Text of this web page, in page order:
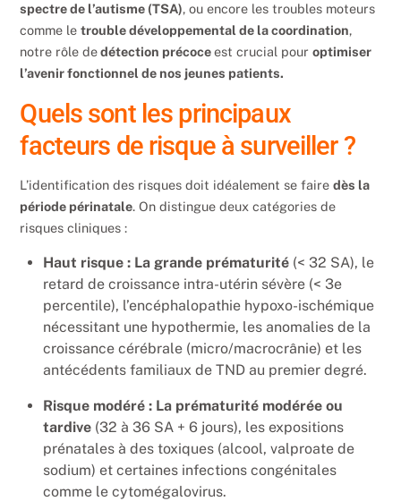
spectre de l’autisme (TSA), ou encore les troubles moteurs
comme letrouble développemental de la coordination,
notre rôle dedétection précoceest crucial pouroptimiser
l’avenir fonctionnel de nos jeunes patients.
Quels sont les principaux
facteurs de risque à surveiller ?
L’identification des risques doit idéalement se fairedès la
période périnatale. On distingue deux catégories de
risques cliniques :
Haut risque : La grande prématurité (< 32 SA), le
retard de croissance intra-utérin sévère (< 3e
percentile), l’encéphalopathie hypoxo-ischémique
nécessitant une hypothermie, les anomalies de la
croissance cérébrale (micro/macrocrânie) et les
antécédents familiaux de TND au premier degré.
Risque modéré : La prématurité modérée ou
tardive (32 à 36 SA + 6 jours), les expositions
prénatales à des toxiques (alcool, valproate de
sodium) et certaines infections congénitales
comme le cytomégalovirus.